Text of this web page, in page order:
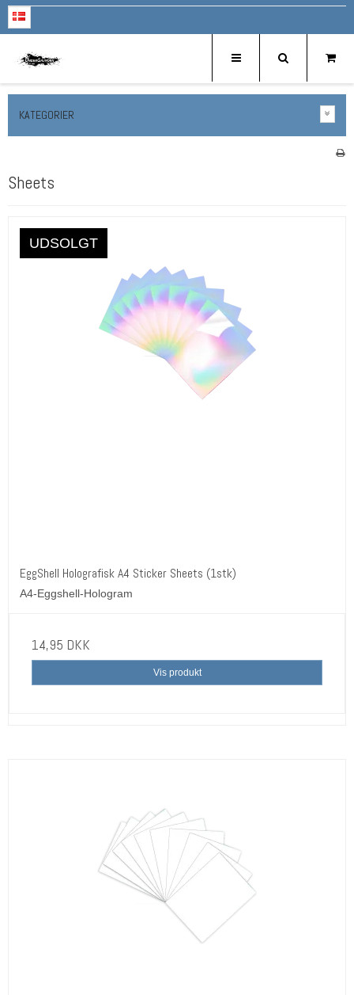
KATEGORIER
Sheets
UDSOLGT
EggShell Holografisk A4 Sticker Sheets (1stk)
A4-Eggshell-Hologram
14,95 DKK
Vis produkt